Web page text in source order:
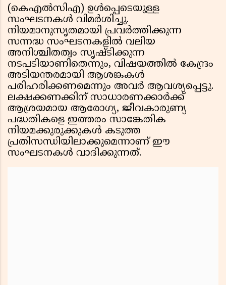
(കെഎൽസിഎ) ഉൾപ്പെടെയുള്ള
സംഘടനകൾ വിമർശിച്ചു.
നിയമാനുസൃതമായി പ്രവർത്തിക്കുന്ന
സന്നദ്ധ സംഘടനകളിൽ വലിയ
അനിശ്ചിതത്വം സൃഷ്ടിക്കുന്ന
നടപടിയാണിതെന്നും, വിഷയത്തിൽ കേന്ദ്രം
അടിയന്തരമായി ആശങ്കകൾ
പരിഹരിക്കണമെന്നും അവർ ആവശ്യപ്പെട്ടു.
ലക്ഷക്കണക്കിന് സാധാരണക്കാർക്ക്
ആശ്രയമായ ആരോഗ്യ, ജീവകാരുണ്യ
പദ്ധതികളെ ഇത്തരം സാങ്കേതിക
നിയമക്കുരുക്കുകൾ കടുത്ത
പ്രതിസന്ധിയിലാക്കുമെന്നാണ് ഈ
സംഘടനകൾ വാദിക്കുന്നത്.